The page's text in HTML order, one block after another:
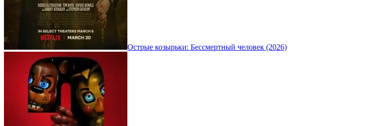
Острые козырьки: Бессмертный человек (2026)